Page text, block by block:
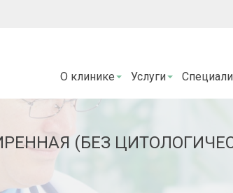
О клинике Услуги
(БЕЗ